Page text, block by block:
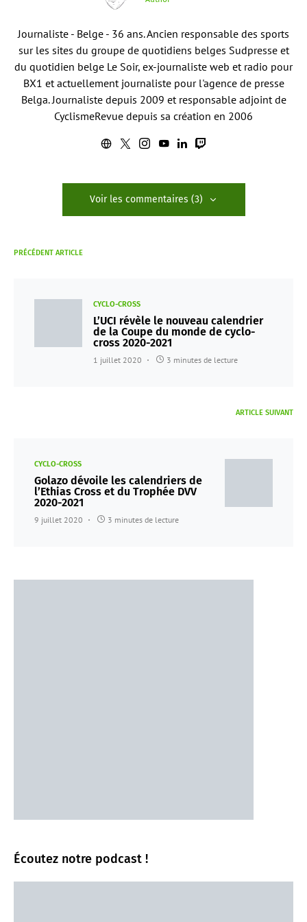
Journaliste - Belge - 36 ans. Ancien responsable des sports
sur les sites du groupe de quotidiens belges Sudpresse et
du quotidien belge Le Soir, ex-journaliste web et radio pour
BX1 et actuellement journaliste pour l'agence de presse
Belga. Journaliste depuis 2009 et responsable adjoint de
CyclismeRevue depuis sa création en 2006
Voir les commentaires (3)
PRÉCÉDENT ARTICLE
CYCLO-CROSS
L’UCI révèle le nouveau calendrier
de la Coupe du monde de cyclo-
cross 2020-2021
1 juillet 2020 3 minutes de lecture
ARTICLE SUIVANT
CYCLO-CROSS
Golazo dévoile les calendriers de
l’Ethias Cross et du Trophée DVV
2020-2021
9 juillet 2020 3 minutes de lecture
Écoutez notre podcast !